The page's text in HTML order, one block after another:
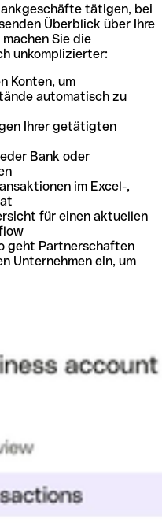
tätigen, bei
Überblick über Ihre
Sie die
unkomplizierter:
Konten, um
automatisch zu
Ihrer getätigten
Bank oder
im Excel-,
für einen aktuellen
geht Partnerschaften
Unternehmen ein, um